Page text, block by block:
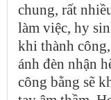
chung, rất
làm việc, hy
khi thành
ánh đèn nhận
công bằng sẽ